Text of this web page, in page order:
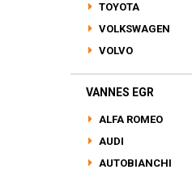
TOYOTA
VOLKSWAGEN
VOLVO
VANNES EGR
ALFA ROMEO
AUDI
AUTOBIANCHI